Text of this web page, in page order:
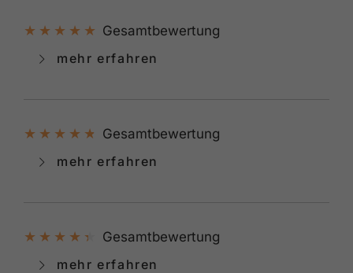
Gesamtbewertung
mehr erfahren
Gesamtbewertung
mehr erfahren
Gesamtbewertung
mehr erfahren